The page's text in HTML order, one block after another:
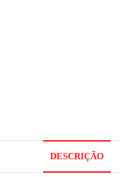
DESCRIÇÃO